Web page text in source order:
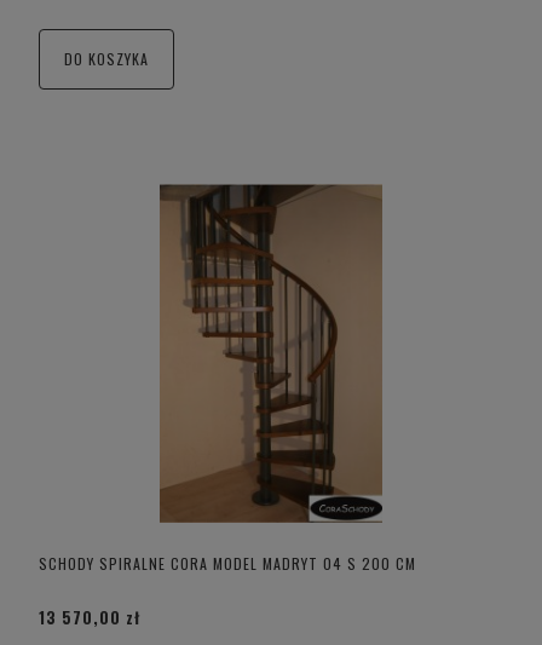
DO KOSZYKA
SCHODY SPIRALNE CORA MODEL MADRYT 04 S 200 CM
13 570,00 zł